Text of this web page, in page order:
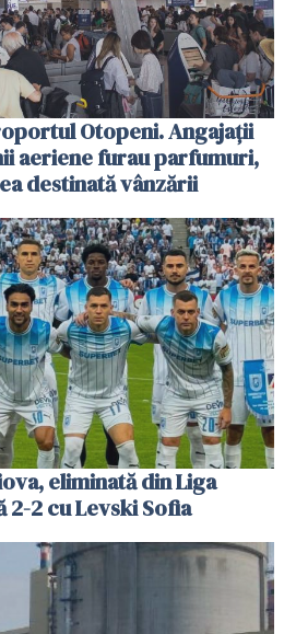
Otopeni. Angajații
aeriene furau parfumuri,
destinată vânzării
eliminată din Liga
2-2 cu Levski Sofia